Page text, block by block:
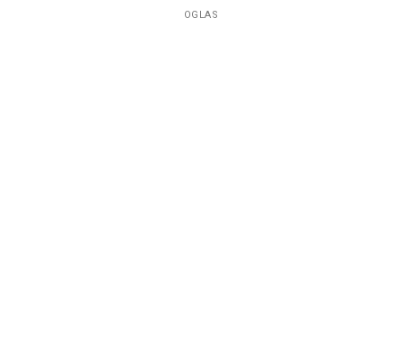
OGLAS